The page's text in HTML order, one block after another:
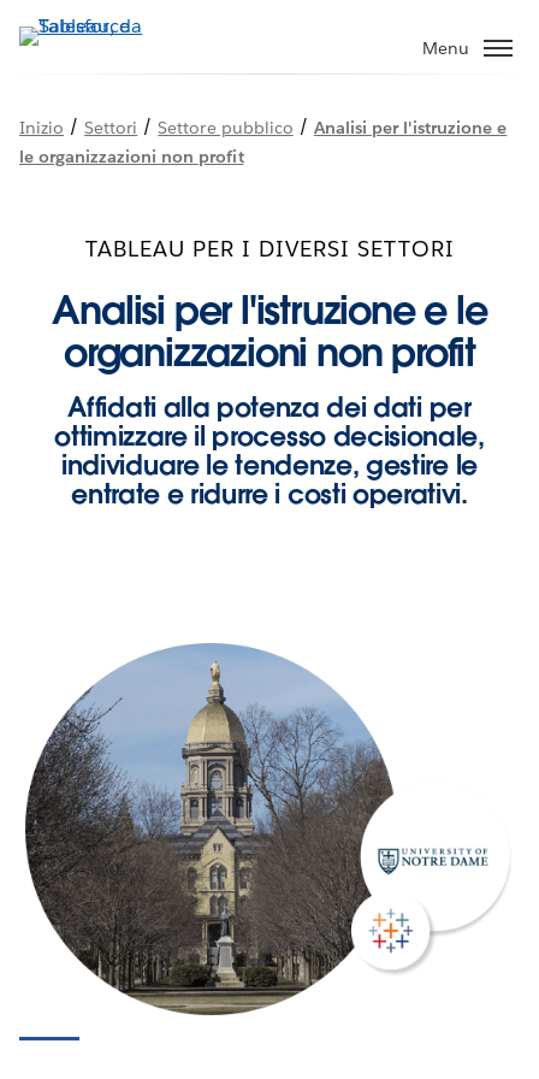
Passa
Menu
Inizio /Settori /Settore pubblico / Analisi per l'istruzione e
le organizzazioni non profit
TABLEAU PER I DIVERSI SETTORI
Analisi per l'istruzione e le
organizzazioni non profit
Affidati alla potenza dei dati per
ottimizzare il processo decisionale,
individuare le tendenze, gestire le
entrate e ridurre i costi operativi.
Migliorare il processo decisionale a ogni
livello con l'analisi self-service